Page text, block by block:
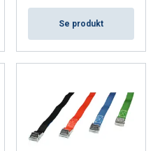
Se produkt